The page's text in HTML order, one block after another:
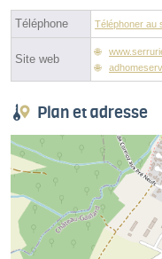
Téléphone Téléphoner au
Site web
Plan et adresse